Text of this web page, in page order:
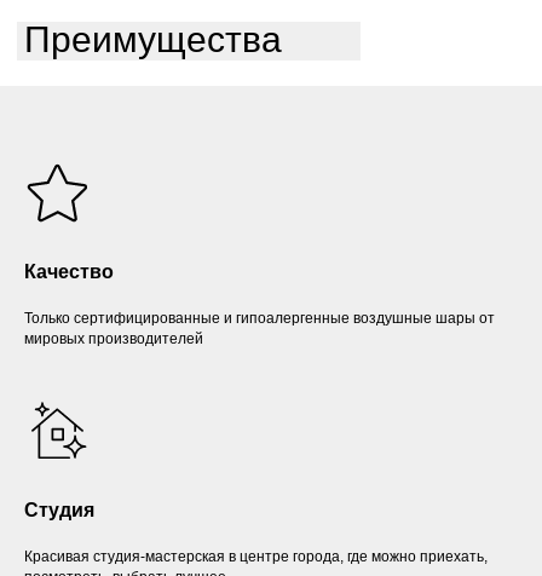
Преимущества
Качество
Только сертифицированные и гипоалергенные воздушные шары от
мировых производителей
Студия
Красивая студия-мастерская в центре города, где можно приехать,